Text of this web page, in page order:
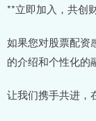
**立即加入，共创
如果您对股票配资
的介绍和个性化的
让我们携手共进，